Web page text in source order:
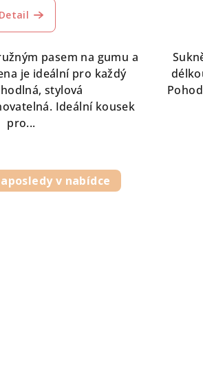
Detail
pasem na gumu a
je ideální pro každý
stylová
Ideální kousek
pro...
v nabídce